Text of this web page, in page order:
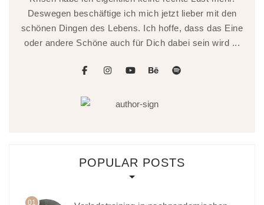
Deswegen beschäftige ich mich jetzt lieber mit den
schönen Dingen des Lebens. Ich hoffe, dass das Eine
oder andere Schöne auch für Dich dabei sein wird ...
POPULAR POSTS
01